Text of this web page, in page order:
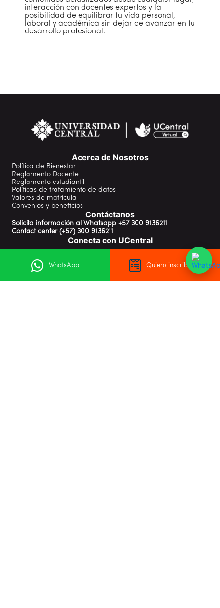
WhatsApp Quiero inscribirme
interacción con docentes expertos y la
posibilidad de equilibrar tu vida personal,
laboral y académica sin dejar de avanzar en tu
desarrollo profesional.
Acerca de Nosotros
Política de Bienestar
Reglamento Docente
Reglamento estudiantil
Políticas de tratamiento de datos
Valores de matrícula
Convenios y beneficios
Contáctanos
Solicita información al Whatsapp +57 300 9136211
Contact center (+57) 300 9136211
Conecta con UCentral
¡Estoy interesado en estudiar!